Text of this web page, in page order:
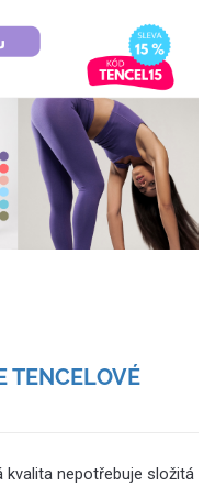
TENCELOVÉ
kvalita nepotřebuje složitá